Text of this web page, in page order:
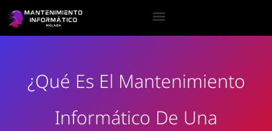
¿Qué Es El Mantenimiento
Informático De Una